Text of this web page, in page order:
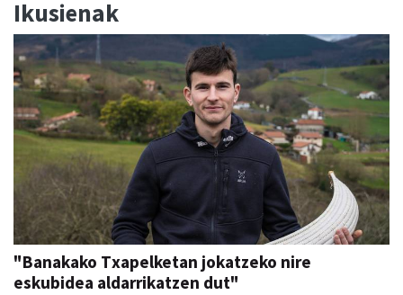
Ikusienak
"Banakako Txapelketan jokatzeko nire
eskubidea aldarrikatzen dut"